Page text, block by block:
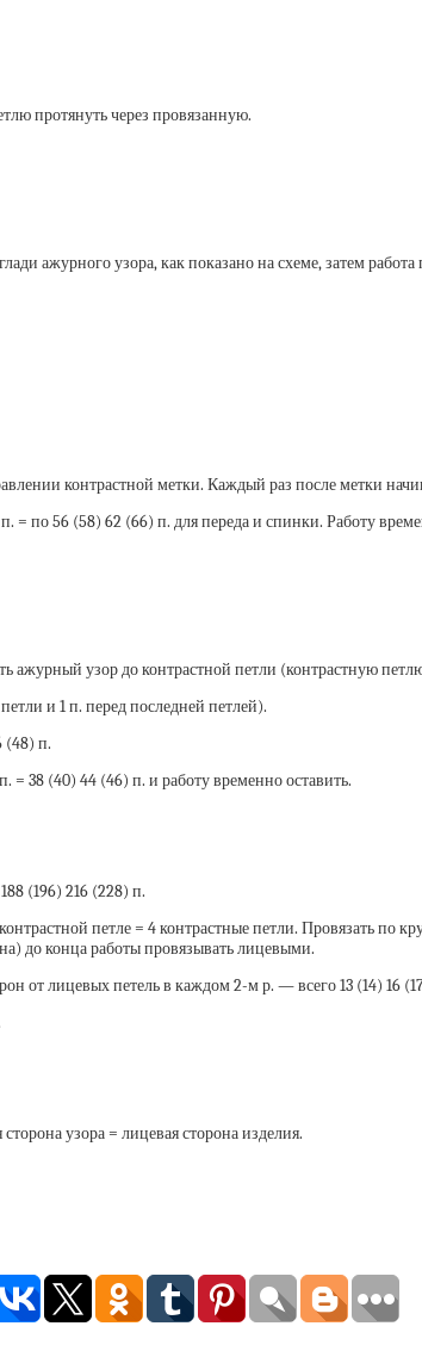
протянуть через провязанную.
ажурного узора, как показано на схеме, затем работа
контрастной метки. Каждый раз после метки
= по 56 (58) 62 (66) п. для переда и спинки. Работу
ажурный узор до контрастной петли (контрастную
и 1 п. перед последней петлей).
(48) п.
= 38 (40) 44 (46) п. и работу временно оставить.
(196) 216 (228) п.
петле = 4 контрастные петли. Провязать по
до конца работы провязывать лицевыми.
от лицевых петель в каждом 2-м р. — всего 13 (14) 16
узора = лицевая сторона изделия.